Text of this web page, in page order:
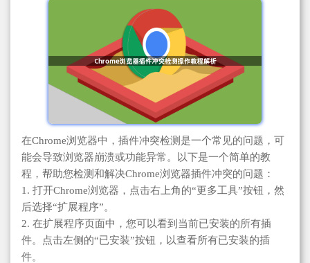
在Chrome浏览器中，插件冲突检测是一个常见的问题，可
能会导致浏览器崩溃或功能异常。以下是一个简单的教
程，帮助您检测和解决Chrome浏览器插件冲突的问题：
1. 打开Chrome浏览器，点击右上角的“更多工具”按钮，然
后选择“扩展程序”。
2. 在扩展程序页面中，您可以看到当前已安装的所有插
件。点击左侧的“已安装”按钮，以查看所有已安装的插
件。